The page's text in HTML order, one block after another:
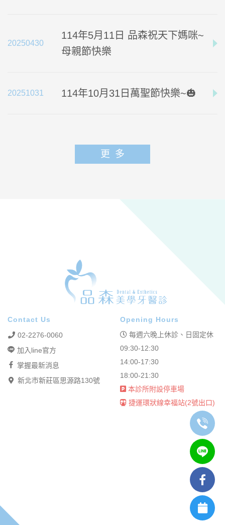
20250430
114年5月11日 品森祝天下媽咪~
母親節快樂
20251031 114年10月31日萬聖節快樂~🎃
更多
Contact Us
02-2276-0060
加入line官方
掌握最新消息
新北市新莊區思源路130號
Opening Hours
每週六晚上休診、日固定休
09:30-12:30
14:00-17:30
18:00-21:30
本診所附設停車場
捷運環狀線幸福站(2號出口)